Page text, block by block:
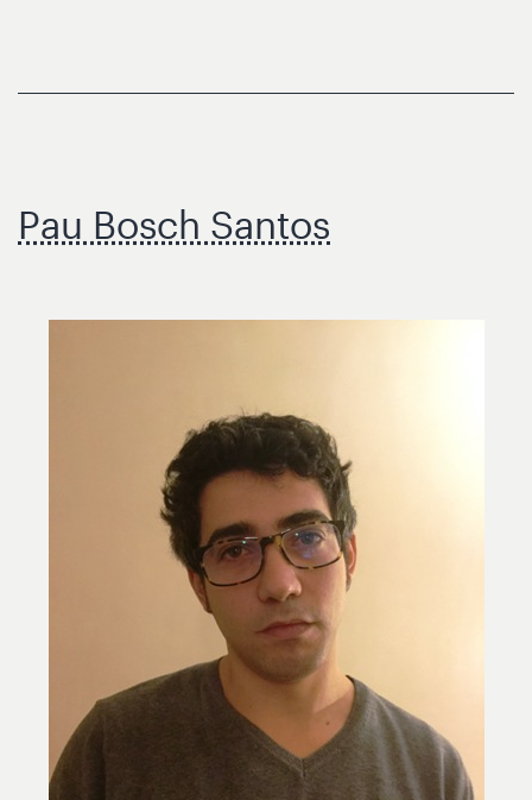
Pau Bosch Santos